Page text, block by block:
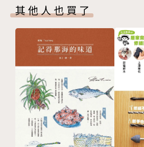
顧 瑋｜COFE品牌主理人
超市葡萄酒展
參觀老哥的酒窖
歡慶布根地
薄酒來新酒來啦！
甜美的聖誕節
體驗有機葡萄酒
侏羅產區黃酒節
夢之島
酒款的風格取向
婚禮晚宴
其他人也買了